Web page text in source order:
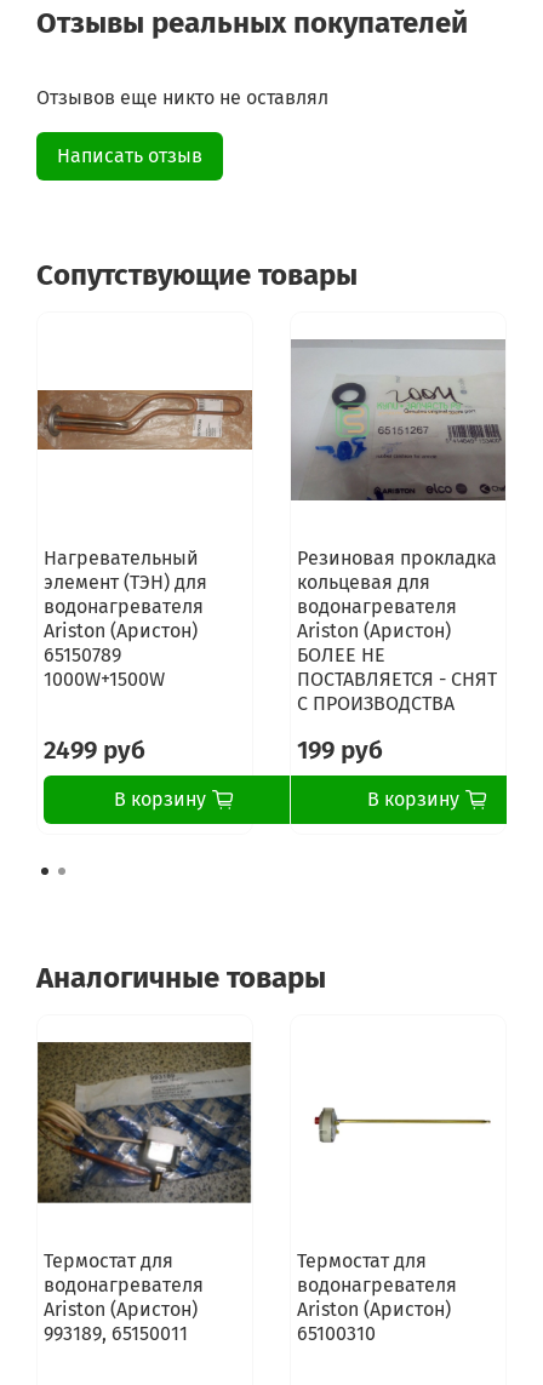
Отзывы реальных покупателей
Отзывов еще никто не оставлял
Написать отзыв
Сопутствующие товары
Нагревательный
элемент (ТЭН) для
водонагревателя
Ariston (Аристон)
65150789
1000W+1500W
2499 руб
В корзину
Резиновая прокладка
кольцевая для
водонагревателя
Ariston (Аристон)
БОЛЕЕ НЕ
ПОСТАВЛЯЕТСЯ - СНЯТ
С ПРОИЗВОДСТВА
199 руб
В корзину
Аналогичные товары
Термостат для
водонагревателя
Ariston (Аристон)
993189, 65150011
Термостат для
водонагревателя
Ariston (Аристон)
65100310